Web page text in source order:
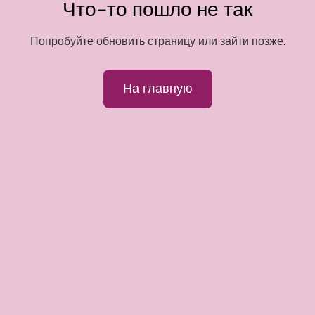
Что-то пошло не так
Попробуйте обновить страницу или зайти позже.
На главную